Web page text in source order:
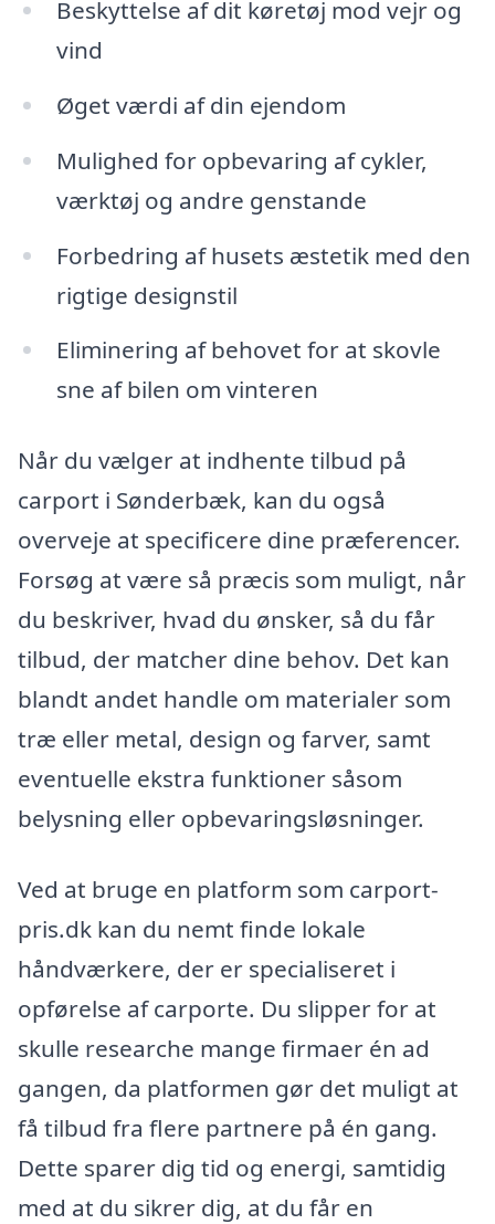
Beskyttelse af dit køretøj mod vejr og
vind
Øget værdi af din ejendom
Mulighed for opbevaring af cykler,
værktøj og andre genstande
Forbedring af husets æstetik med den
rigtige designstil
Eliminering af behovet for at skovle
sne af bilen om vinteren
Når du vælger at indhente tilbud på
carport i Sønderbæk, kan du også
overveje at specificere dine præferencer.
Forsøg at være så præcis som muligt, når
du beskriver, hvad du ønsker, så du får
tilbud, der matcher dine behov. Det kan
blandt andet handle om materialer som
træ eller metal, design og farver, samt
eventuelle ekstra funktioner såsom
belysning eller opbevaringsløsninger.
Ved at bruge en platform som carport-
pris.dk kan du nemt finde lokale
håndværkere, der er specialiseret i
opførelse af carporte. Du slipper for at
skulle researche mange firmaer én ad
gangen, da platformen gør det muligt at
få tilbud fra flere partnere på én gang.
Dette sparer dig tid og energi, samtidig
med at du sikrer dig, at du får en